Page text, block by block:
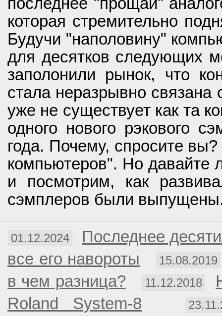
которая стремительно
Будучи "наполовину"
для десятков следующих
заполонили рынок, что
стала неразрывно связана
уже не существует как та
одного нового рэкового
года. Почему, спросите
компьютеров". Но давайте
и посмотрим, как
сэмплеров были
01.12.2024
Последнее
все его навороты
15.08.2019
в чем разница? 11.12.2018
Roland System-8